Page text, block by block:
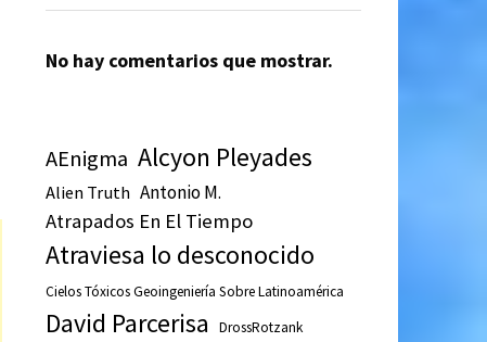
No hay comentarios que mostrar.
AEnigma Alcyon Pleyades
Alien Truth Antonio M.
Atrapados En El Tiempo
Atraviesa lo desconocido
Cielos Tóxicos Geoingeniería Sobre Latinoamérica
David Parcerisa DrossRotzank